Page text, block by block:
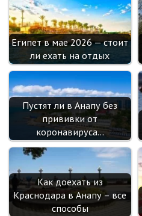
Египет в мае 2026 — стоит
ли ехать на отдых
Пустят ли в Анапу без
прививки от
коронавируса…
Как доехать из
Краснодара в Анапу – все
способы